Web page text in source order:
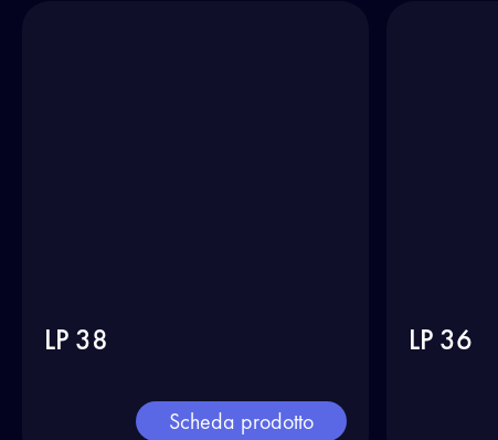
LP 38
Scheda prodotto
LP 36